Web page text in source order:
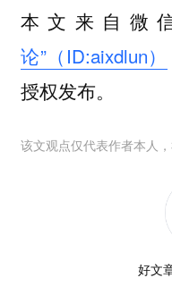
本文来自微
论”（ID:aixdlun）
授权发布。
该文观点仅代表作者本人
好文